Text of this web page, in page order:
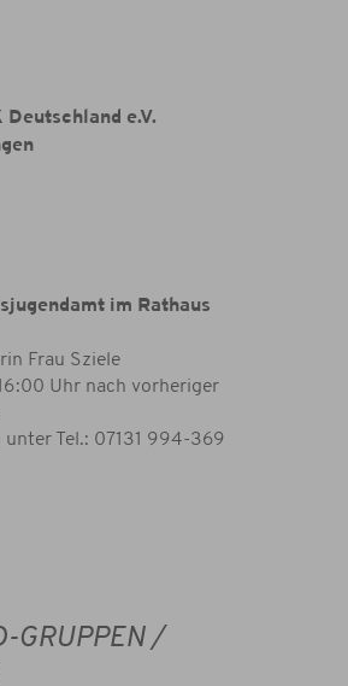
e.V.
im Rathaus
Frau Sziele
Uhr nach vorheriger
unter Tel.: 07131 994-369
GRUPPEN /